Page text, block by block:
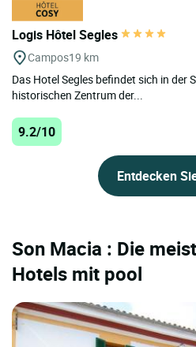
Logis Hôtel Segles
Campos19 km
Das Hotel Segles befindet sich in der
historischen Zentrum der...
9.2/10
Entdecken
Son Macia : Die
Hotels mit pool